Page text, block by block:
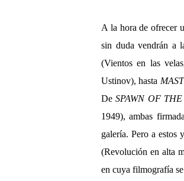
A la hora de ofrecer
sin duda vendrán a
(Vientos en las
Ustinov), hasta
DeSPAWN OF
1949), ambas
galería. Pero a estos
(Revolución en alta
en cuya filmografía